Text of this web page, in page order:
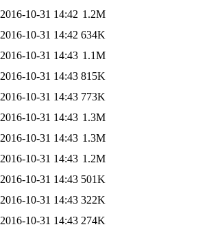
2016-10-31 14:42 1.2M
2016-10-31 14:42 634K
2016-10-31 14:43 1.1M
2016-10-31 14:43 815K
2016-10-31 14:43 773K
2016-10-31 14:43 1.3M
2016-10-31 14:43 1.3M
2016-10-31 14:43 1.2M
2016-10-31 14:43 501K
2016-10-31 14:43 322K
2016-10-31 14:43 274K